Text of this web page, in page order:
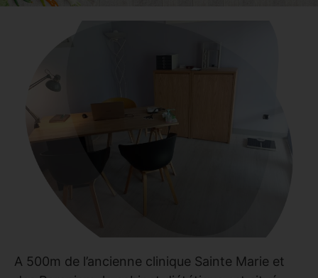
A 500m de l’ancienne clinique Sainte Marie et